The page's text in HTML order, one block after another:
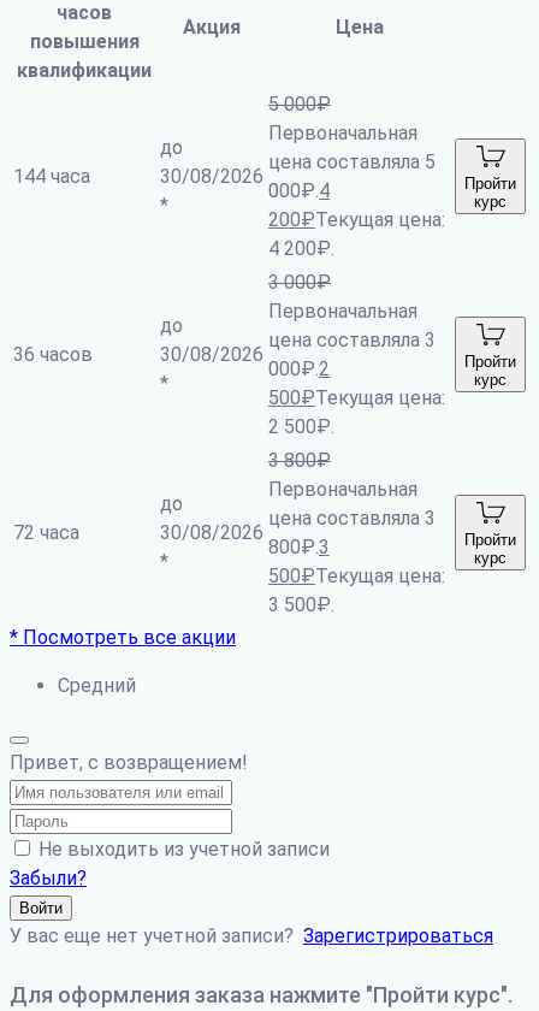
часов
повышения
квалификации
Акция Цена
144 часа
до
30/08/2026
*
5 000₽
Первоначальная
цена составляла 5
000₽.4
200₽Текущая цена:
4 200₽.
Пройти
курс
36 часов
до
30/08/2026
*
3 000₽
Первоначальная
цена составляла 3
000₽.2
500₽Текущая цена:
2 500₽.
Пройти
курс
72 часа
до
30/08/2026
*
3 800₽
Первоначальная
цена составляла 3
800₽.3
500₽Текущая цена:
3 500₽.
Пройти
курс
* Посмотреть все акции
Средний
Привет, с возвращением!
Не выходить из учетной записи
Забыли?
Войти
У вас еще нет учетной записи? Зарегистрироваться
Для оформления заказа нажмите "Пройти курс".